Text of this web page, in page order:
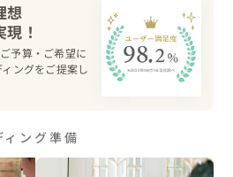
挙式会場からすぐ近くの、古民家
て開催🍽️
ろから習っていたフルートを演
想
予算・ご希望に
ングをご提案し
ング準備